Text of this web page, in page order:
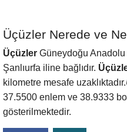
Üçüzler Nerede ve
Üçüzler Güneydoğu
Şanlıurfa iline bağlıdır.
kilometre mesafe uzaklıktadır.
37.5500 enlem ve 38.9333
gösterilmektedir.